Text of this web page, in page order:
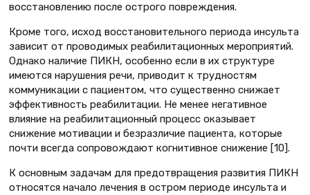
восстановлению после острого повреждения.
Кроме того, исход восстановительного периода инсульта
зависит от проводимых реабилитационных мероприятий.
Однако наличие ПИКН, особенно если в их структуре
имеются нарушения речи, приводит к трудностям
коммуникации с пациентом, что существенно снижает
эффективность реабилитации. Не менее негативное
влияние на реабилитационный процесс оказывает
снижение мотивации и безразличие пациента, которые
почти всегда сопровождают когнитивное снижение [10].
К основным задачам для предотвращения развития ПИКН
относятся начало лечения в остром периоде инсульта и